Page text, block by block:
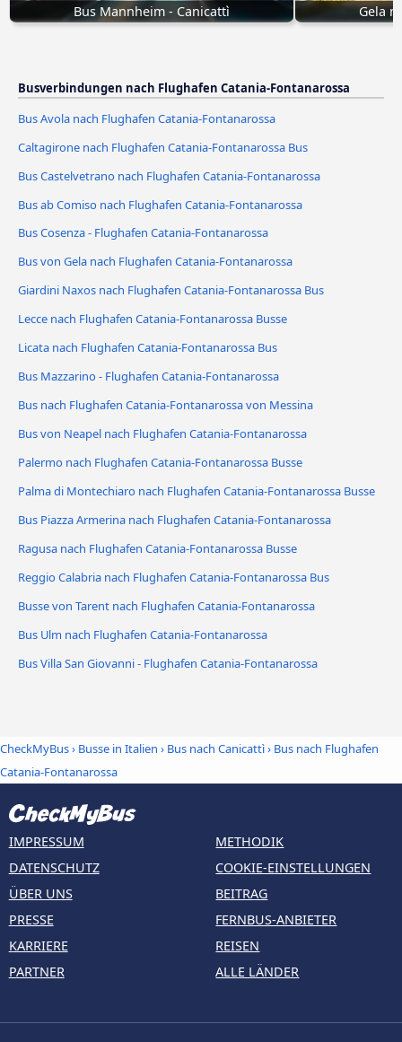
Bus Mannheim - Canicattì Gela
Busverbindungen nach Flughafen Catania-Fontanarossa
Bus Avola nach Flughafen Catania-Fontanarossa
Caltagirone nach Flughafen Catania-Fontanarossa Bus
Bus Castelvetrano nach Flughafen Catania-Fontanarossa
Bus ab Comiso nach Flughafen Catania-Fontanarossa
Bus Cosenza - Flughafen Catania-Fontanarossa
Bus von Gela nach Flughafen Catania-Fontanarossa
Giardini Naxos nach Flughafen Catania-Fontanarossa Bus
Lecce nach Flughafen Catania-Fontanarossa Busse
Licata nach Flughafen Catania-Fontanarossa Bus
Bus Mazzarino - Flughafen Catania-Fontanarossa
Bus nach Flughafen Catania-Fontanarossa von Messina
Bus von Neapel nach Flughafen Catania-Fontanarossa
Palermo nach Flughafen Catania-Fontanarossa Busse
Palma di Montechiaro nach Flughafen Catania-Fontanarossa Busse
Bus Piazza Armerina nach Flughafen Catania-Fontanarossa
Ragusa nach Flughafen Catania-Fontanarossa Busse
Reggio Calabria nach Flughafen Catania-Fontanarossa Bus
Busse von Tarent nach Flughafen Catania-Fontanarossa
Bus Ulm nach Flughafen Catania-Fontanarossa
Bus Villa San Giovanni - Flughafen Catania-Fontanarossa
CheckMyBus› Busse in Italien › Bus nach Canicattì› Bus nach Flughafen
Catania-Fontanarossa
IMPRESSUM
DATENSCHUTZ
ÜBER UNS
PRESSE
KARRIERE
PARTNER
METHODIK
COOKIE-EINSTELLUNGEN
BEITRAG
FERNBUS-ANBIETER
REISEN
ALLE LÄNDER